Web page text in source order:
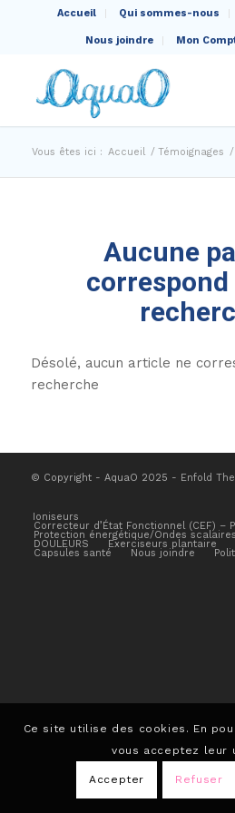
Accueil Qui sommes-nous
Nous joindre Mon
Vous êtes ici : Accueil / Témoignages /
Aucune
correspond
Désolé, aucun article ne
recherche
© Copyright - AquaO 2025 - Enfold
Ioniseurs
Correcteur d’État Fonctionnel (CEF) –
Protection énergétique/Ondes scalaires
DOULEURS Exerciseurs plantaire
Capsules santé Nous joindre
Ce site utilise des cookies. En
vous acceptez leur
Accepter Refuser